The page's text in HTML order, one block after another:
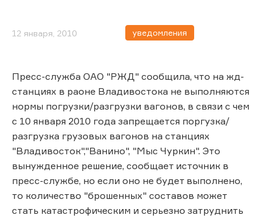
12 января, 2010 уведомления
Пресс-служба ОАО "РЖД" сообщила, что на жд-
станциях в раоне Владивостока не выполняются
нормы погрузки/разгрузки вагонов, в связи с чем
с 10 января 2010 года запрещается поргузка/
разгрузка грузовых вагонов на станциях
"Владивосток","Ванино", "Мыс Чуркин". Это
вынужденное решение, сообщает источник в
пресс-службе, но если оно не будет выполнено,
то количество "брошенных" составов может
стать катастрофическим и серьезно затруднить